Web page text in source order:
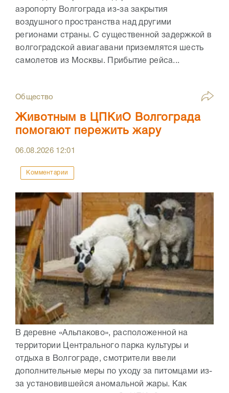
аэропорту Волгограда из-за закрытия
воздушного пространства над другими
регионами страны. С существенной задержкой в
волгоградской авиагавани приземлятся шесть
самолетов из Москвы. Прибытие рейса...
Общество
Животным в ЦПКиО Волгограда
помогают пережить жару
06.08.2026 12:01
Комментарии
В деревне «Альпаково», расположенной на
территории Центрального парка культуры и
отдыха в Волгограде, смотрители ввели
дополнительные меры по уходу за питомцами из-
за установившейся аномальной жары. Как